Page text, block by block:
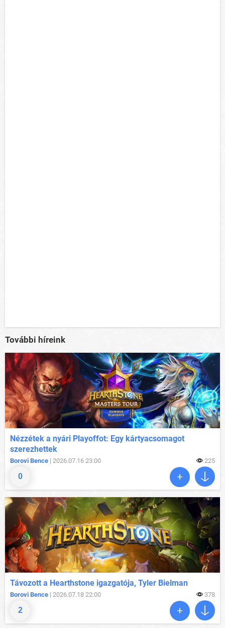
További híreink
0
Nézzétek a nyári Playoffot: Egy kártyacsomagot
szerezhettek
Borovi Bence | 2026.07.16 23:00 225
2
Távozott a Hearthstone igazgatója, Tyler Bielman
Borovi Bence | 2026.07.18 22:00 378